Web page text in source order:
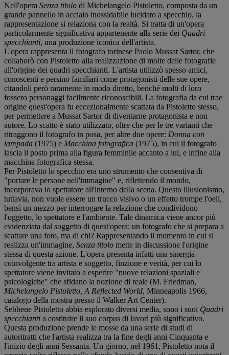
Nell'opera Senza titolo di Michelangelo Pistoletto, composta da un
grande pannello in acciaio inossidabile lucidato a specchio, la
rappresentazione si relaziona con la realtà. Si tratta di un'opera
particolarmente significativa appartenente alla serie dei Quadri
specchianti, una produzione iconica dell'artista.
L'opera rappresenta il fotografo torinese Paolo Mussat Sartor, che
collaborò con Pistoletto alla realizzazione di molte delle fotografie
all'origine dei quadri specchianti. L'artista utilizzò spesso amici,
conoscenti e persino familiari come protagonisti delle sue opere,
citandoli però raramente in modo diretto, benché molti di loro
fossero personaggi facilmente riconoscibili. La fotografia da cui trae
origine quest'opera fu eccezionalmente scattata da Pistoletto stesso,
per permettere a Mussat Sartor di diventarne protagonista e non
autore. Lo scatto è stato utilizzato, oltre che per le tre varianti che
ritraggono il fotografo in posa, per altre due opere: Donna con
lampada (1975) e Macchina fotografica (1975), in cui il fotografo
lascia il posto prima alla figura femminile accanto a lui, e infine alla
macchina fotografica stessa.
Per Pistoletto lo specchio era uno strumento che consentiva di
"portare le persone nell'immagine" e, riflettendo il mondo,
incorporava lo spettatore all'interno della scena. Questo illusionismo,
tuttavia, non vuole essere un trucco visivo o un effetto trompe l'oeil,
bensì un mezzo per interrogare la relazione che condividono
l'oggetto, lo spettatore e l'ambiente. Tale dinamica viene ancor più
evidenziata dal soggetto di quest'opera: un fotografo che si prepara a
scattare una foto, ma di chi? Rappresentando il momento in cui si
realizza un'immagine, Senza titolo mette in discussione l'origine
stessa di questa azione. L'opera presenta infatti una sinergia
coinvolgente tra artista e soggetto, finzione e verità, per cui lo
spettatore viene invitato a esperire "nuove relazioni spaziali e
psicologiche" che sfidano la nozione di reale (M. Friedman,
Michelangelo Pistoletto, A Reflected World, Minneapolis 1966,
catalogo della mostra presso il Walker Art Center).
Sebbene Pistoletto abbia esplorato diversi media, sono i suoi Quadri
specchianti a costituire il suo corpus di lavori più significativo.
Questa produzione prende le mosse da una serie di studi di
autoritratti che l'artista realizza tra la fine degli anni Cinquanta e
l'inizio degli anni Sessanta. Un giorno, nel 1961, Pistoletto nota il